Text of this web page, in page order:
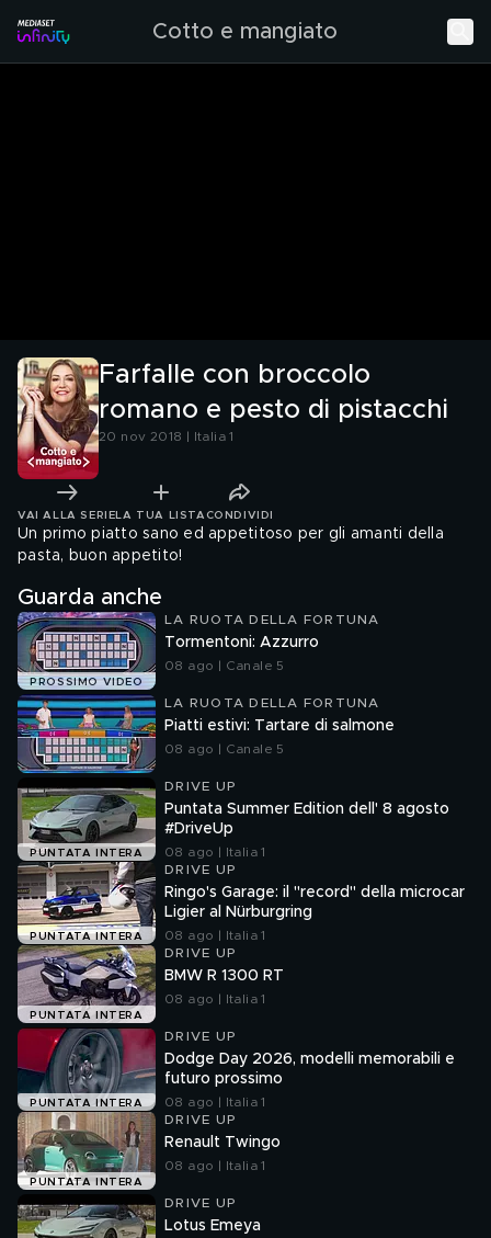
Cotto e mangiato
Farfalle con broccolo
romano e pesto di pistacchi
20 nov 2018 | Italia 1
VAI ALLA SERIE LA TUA LISTA CONDIVIDI
Un primo piatto sano ed appetitoso per gli amanti della
pasta, buon appetito!
Guarda anche
PROSSIMO VIDEO
LA RUOTA DELLA FORTUNA
Tormentoni: Azzurro
08 ago | Canale 5
LA RUOTA DELLA FORTUNA
Piatti estivi: Tartare di salmone
08 ago | Canale 5
PUNTATA INTERA
DRIVE UP
Puntata Summer Edition dell' 8 agosto
#DriveUp
08 ago | Italia 1
PUNTATA INTERA
DRIVE UP
Ringo's Garage: il "record" della microcar
Ligier al Nürburgring
08 ago | Italia 1
PUNTATA INTERA
DRIVE UP
BMW R 1300 RT
08 ago | Italia 1
PUNTATA INTERA
DRIVE UP
Dodge Day 2026, modelli memorabili e
futuro prossimo
08 ago | Italia 1
PUNTATA INTERA
DRIVE UP
Renault Twingo
08 ago | Italia 1
DRIVE UP
Lotus Emeya